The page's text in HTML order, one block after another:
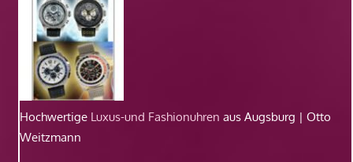
Hochwertige Luxus-und Fashionuhren aus Augsburg | Otto
Weitzmann